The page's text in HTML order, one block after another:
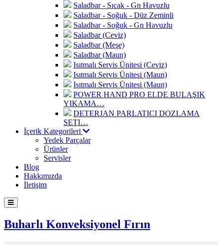
Saladbar - Sıcak - Gn Havuzlu
Saladbar - Soğuk - Düz Zeminli
Saladbar - Soğuk - Gn Havuzlu
Saladbar (Ceviz)
Saladbar (Meşe)
Saladbar (Maun)
Isıtmalı Servis Ünitesi (Ceviz)
Isıtmalı Servis Ünitesi (Maun)
Isıtmalı Servis Ünitesi (Maun)
POWER HAND PRO ELDE BULAŞIK
YIKAMA…
DETERJAN PARLATICI DOZLAMA
SETI…
İçerik Kategorileri
Yedek Parçalar
Ürünler
Servisler
Blog
Hakkımızda
İletişim
Buharlı Konveksiyonel Fırın